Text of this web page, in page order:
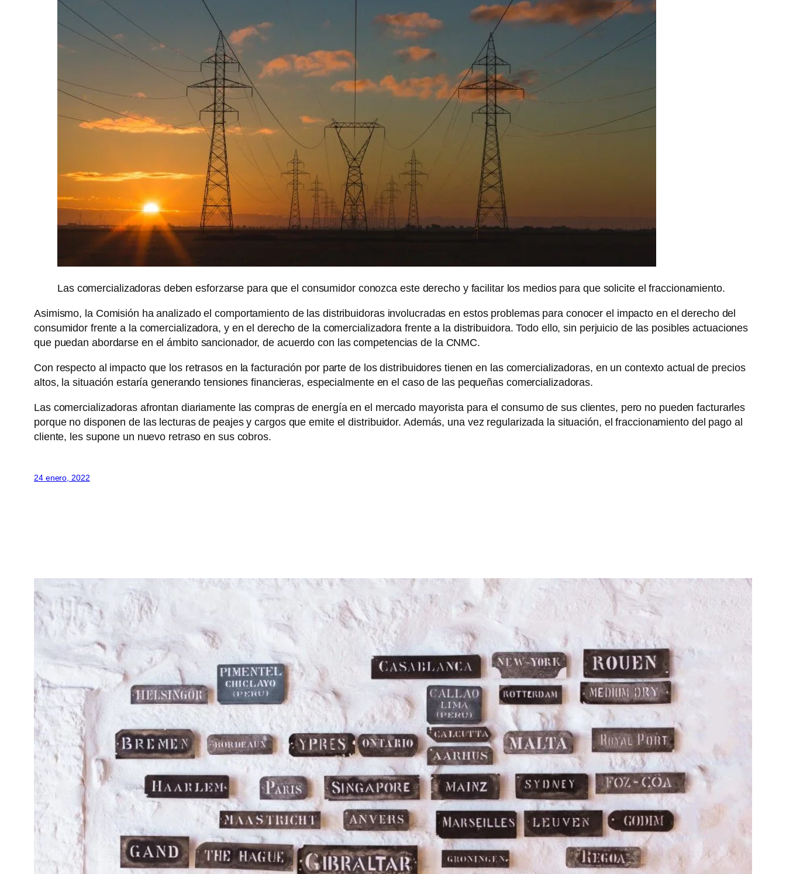
Las comercializadoras deben esforzarse para que el consumidor conozca este derecho y facilitar los medios para que solicite el fraccionamiento.
Asimismo, la Comisión ha analizado el comportamiento de las distribuidoras involucradas en estos problemas para conocer el impacto en el derecho del
consumidor frente a la comercializadora, y en el derecho de la comercializadora frente a la distribuidora. Todo ello, sin perjuicio de las posibles actuaciones
que puedan abordarse en el ámbito sancionador, de acuerdo con las competencias de la CNMC.
Con respecto al impacto que los retrasos en la facturación por parte de los distribuidores tienen en las comercializadoras, en un contexto actual de precios
altos, la situación estaría generando tensiones financieras, especialmente en el caso de las pequeñas comercializadoras.
Las comercializadoras afrontan diariamente las compras de energía en el mercado mayorista para el consumo de sus clientes, pero no pueden facturarles
porque no disponen de las lecturas de peajes y cargos que emite el distribuidor. Además, una vez regularizada la situación, el fraccionamiento del pago al
cliente, les supone un nuevo retraso en sus cobros.
24 enero, 2022